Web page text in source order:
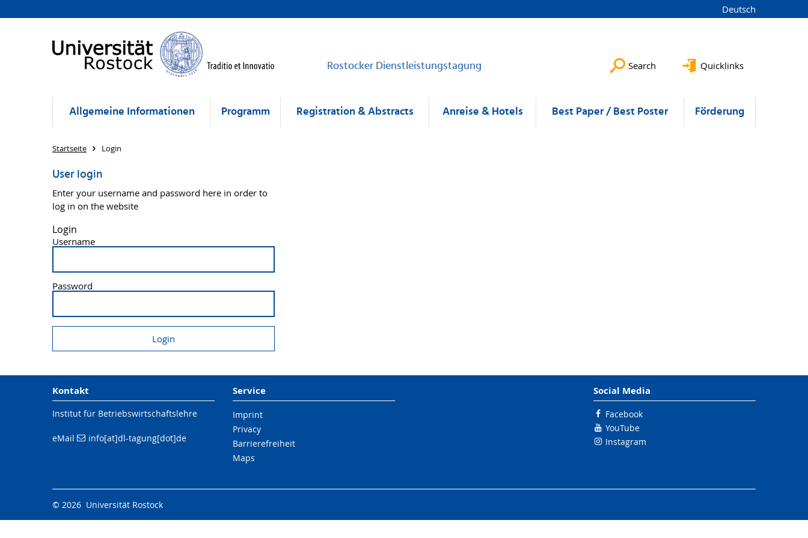
Deutsch
Rostocker Dienstleistungstagung Search Quicklinks
Allgemeine Informationen Programm Registration & Abstracts Anreise & Hotels Best Paper / Best Poster Förderung
Startseite Login
User login
Enter your username and password here in order to
log in on the website
Login
Username
Password
Kontakt
Institut für Betriebswirtschaftslehre
eMail info[at]dl-tagung[dot]de
Service
Imprint
Privacy
Barrierefreiheit
Maps
Social Media
Facebook
YouTube
Instagram
© 2026 Universität Rostock